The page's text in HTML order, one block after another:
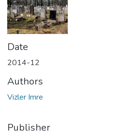
Date
2014-12
Authors
Vizler Imre
Publisher